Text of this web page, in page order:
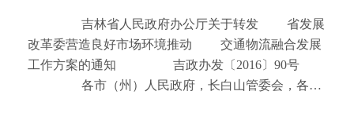
持形式多样与互联互通相结合，促进开放共享，提高
运行效率；坚持政府监管与社会共治相结合，创新治
理模式，保障消费安全和公共安全；坚持远期目标与
阶段性目标相结合，先易后难，总结经验，扎实稳步
研、论证等前期工作，为立法项目的顺利推进做好充
分准备。有意见分歧的立法项目，有关部门要积极组
织协调，争取达成一致；对不符合要求、不成熟的送
审稿，由省法制办退回起草部门重新研究。对未列入
改革委营造良好市场环境推动 交通物流融合发展
工作方案的通知 吉政办发〔2016〕90号